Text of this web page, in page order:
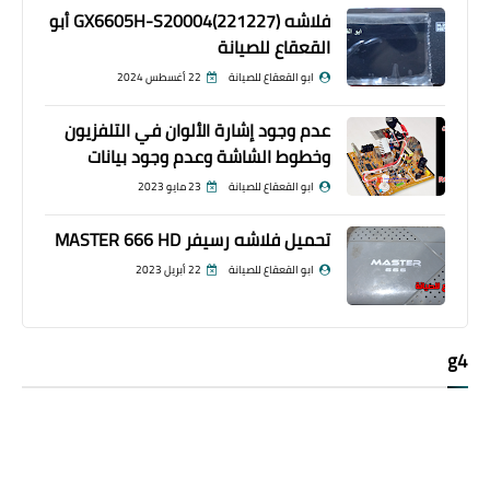
فلاشه GX6605H-S20004(221227) أبو
القعقاع للصيانة
ابو القعقاع للصيانة 22 أغسطس 2024
عدم وجود إشارة الألوان في التلفزيون
وخطوط الشاشة وعدم وجود بيانات
ابو القعقاع للصيانة 23 مايو 2023
تحميل فلاشه رسيفر MASTER 666 HD
ابو القعقاع للصيانة 22 أبريل 2023
g4